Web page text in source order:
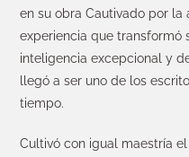
en su obra Cautivado por la
experiencia que transformó
inteligencia excepcional y
llegó a ser uno de los
tiempo.
Cultivó con igual maestría